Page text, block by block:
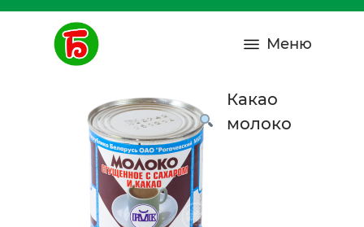
Меню
Какао
молоко